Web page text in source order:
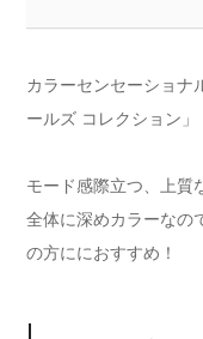
カラーセンセーショナ
ールズ コレクション」
モード感際立つ、上質
全体に深めカラーなの
の方ににおすすめ！